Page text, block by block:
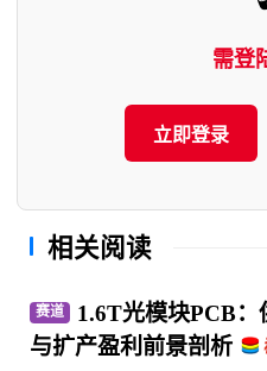
需登
立即登录
相关阅读
赛道
1.6T光模块PCB
与扩产盈利前景剖析